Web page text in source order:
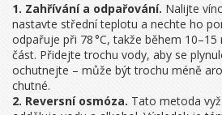
1. Zahřívání a odpařování. Nalijte
nastavte střední teplotu a nechte ho
odpařuje při 78 °C, takže během
část. Přidejte trochu vody, aby se
ochutnejte – může být trochu méně
chutné.
2. Reversní osmóza. Tato metoda